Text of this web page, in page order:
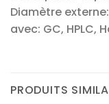
Diamètre externe:
avec: GC, HPLC,
PRODUITS